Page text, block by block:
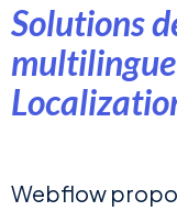
Solutions
Webflow